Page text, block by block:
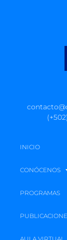
INICIO
CONÓCENOS
PROGRAMAS